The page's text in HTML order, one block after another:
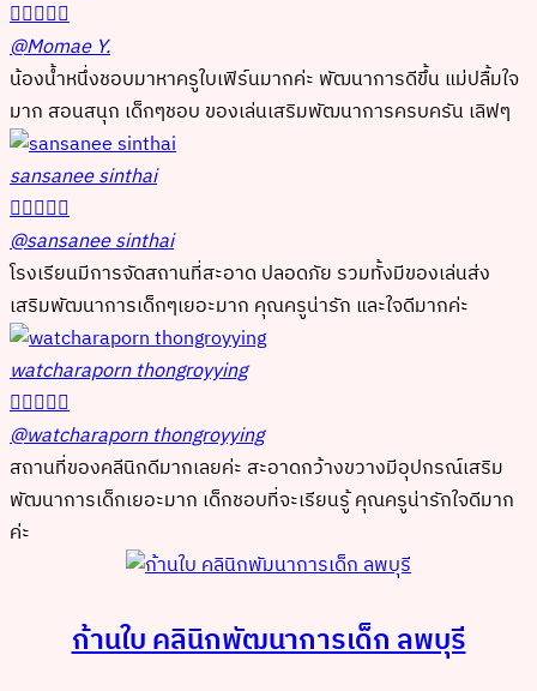

@Momae Y.
น้องน้ำหนึ่งชอบมาหาครูใบเฟิร์นมากค่ะ พัฒนาการดีขึ้น แม่ปลื้มใจ
มาก สอนสนุก เด็กๆชอบ ของเล่นเสริมพัฒนาการครบครัน เลิฟๆ
sansanee sinthai

@sansanee sinthai
โรงเรียนมีการจัดสถานที่สะอาด ปลอดภัย รวมทั้งมีของเล่นส่ง
เสริมพัฒนาการเด็กๆเยอะมาก คุณครูน่ารัก และใจดีมากค่ะ
watcharaporn thongroyying

@watcharaporn thongroyying
สถานที่ของคลีนิกดีมากเลยค่ะ สะอาดกว้างขวางมีอุปกรณ์เสริม
พัฒนาการเด็กเยอะมาก เด็กชอบที่จะเรียนรู้ คุณครูน่ารักใจดีมาก
ค่ะ
ก้านใบ คลินิกพัฒนาการเด็ก ลพบุรี